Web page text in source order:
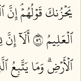
يَحۡزُنكَ قَوۡلُهُمۡۘ إِنَّ
ٱلۡعَلِيمُ ٦٥
أَلَآ
ٱلۡأَرۡضِۗ وَمَا يَتَّبِعُ